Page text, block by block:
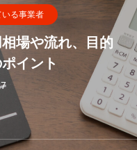
る事業者
場や流れ、目的
イント